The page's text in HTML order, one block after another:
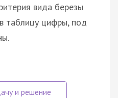
вида березы
таблицу цифры, под